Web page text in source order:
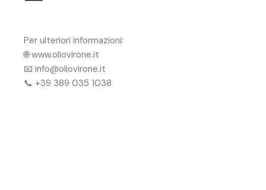
Per ulteriori informazioni:
🌐 www.oliovirone.it
📧 info@oliovirone.it
📞 +39 389 035 1038